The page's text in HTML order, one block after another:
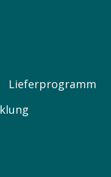
PRODUKTE
Lieferprogramm